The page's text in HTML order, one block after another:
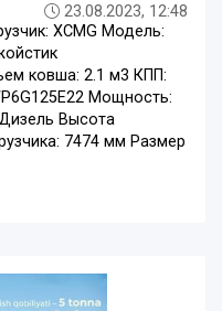
23.08.2023, 12:48
XCMG Модель:
ковша: 2.1 м3 КПП:
Мощность:
Высота
7474 мм Размер